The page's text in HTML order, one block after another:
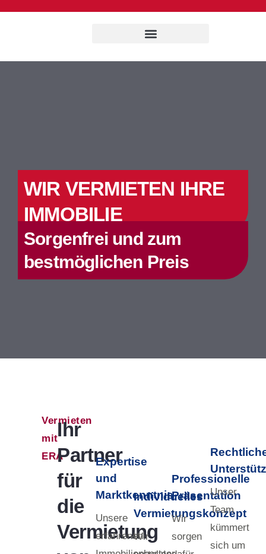
WIR VERMIETEN IHRE
IMMOBILIE
Sorgenfrei und zum
bestmöglichen Preis
Vermieten
mit
ERA
Ihr
Partner
für
die
Vermietung
Expertise
und
Marktkenntnis
Unsere
erfahrenen
Individuelles
Vermietungskonzept
Wir
Professionelle
Präsentation
Wir
sorgen
Unser
Team
kümmert
sich um